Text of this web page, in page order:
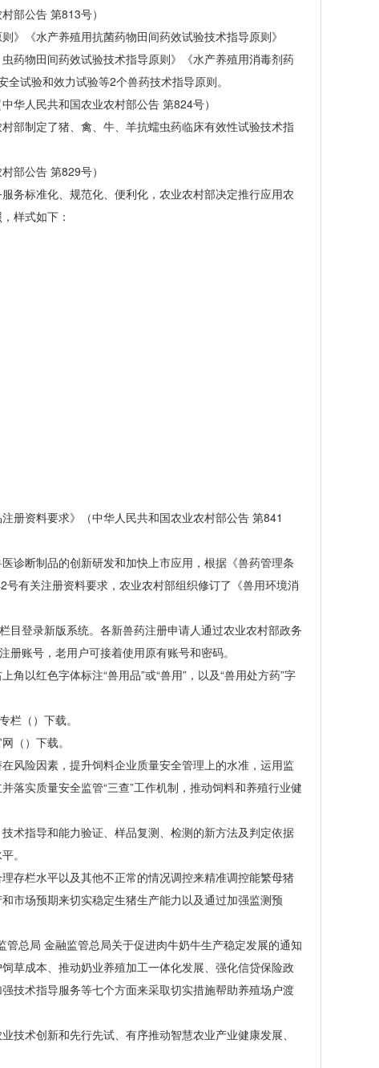
部公告 第813号）
《水产养殖用抗菌药物田间药效试验技术指导原则》
药物田间药效试验技术指导原则》《水产养殖用消毒剂药
试验和效力试验等2个兽药技术指导原则。
人民共和国农业农村部公告 第824号）
制定了猪、禽、牛、羊抗蠕虫药临床有效性试验技术指
部公告 第829号）
标准化、规范化、便利化，农业农村部决定推行应用农
样式如下：
资料要求》（中华人民共和国农业农村部公告 第841
断制品的创新研发和加快上市应用，根据《兽药管理条
有关注册资料要求，农业农村部组织修订了《兽用环境消
登录新版系统。各新兽药注册申请人通过农业农村部政务
账号，老用户可接着使用原有账号和密码。
以红色字体标注“兽用品”或“兽用”，以及“兽用处方药”字
（）下载。
（）下载。
险因素，提升饲料企业质量安全管理上的水准，运用监
落实质量安全监管“三查”工作机制，推动饲料和养殖行业健
指导和能力验证、样品复测、检测的新方法及判定依据
。
栏水平以及其他不正常的情况调控来精准调控能繁母猪
市场预期来切实稳定生猪生产能力以及通过加强监测预
总局 金融监管总局关于促进肉牛奶牛生产稳定发展的通知
成本、推动奶业养殖加工一体化发展、强化信贷保险政
技术指导服务等七个方面来采取切实措施帮助养殖场户渡
术创新和先行先试、有序推动智慧农业产业健康发展、